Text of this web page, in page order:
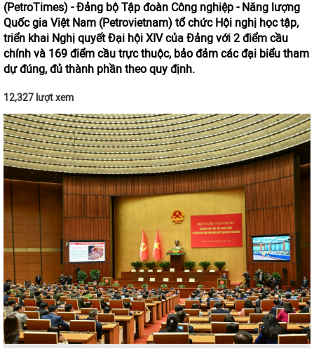
(PetroTimes) -Đảng bộ Tập đoàn Công nghiệp - Năng lượng
Quốc gia Việt Nam (Petrovietnam) tổ chức Hội nghị học tập,
triển khai Nghị quyết Đại hội XIV của Đảng với 2 điểm cầu
chính và 169 điểm cầu trực thuộc, bảo đảm các đại biểu tham
dự đúng, đủ thành phần theo quy định.
12,327 lượt xem